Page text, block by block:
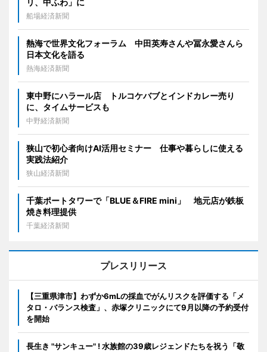
リ、中ふわ」に
船場経済新聞
熱海で世界文化フォーラム 中田英寿さんや冨永愛さんら
日本文化を語る
熱海経済新聞
東中野にハラール店 トルコケバブとインドカレー売り
に、タイムサービスも
中野経済新聞
狭山で初心者向けAI活用セミナー 仕事や暮らしに使える
実践法紹介
狭山経済新聞
千葉ポートタワーで「BLUE＆FIRE mini」 地元店が鉄板
焼き料理提供
千葉経済新聞
プレスリリース
【三重県津市】わずか6mLの採血でがんリスクを評価する「メ
タロ・バランス検査」、赤塚クリニックにて9月以降の予約受付
を開始
長生き "サンキュー" ! 水族館の39歳レジェンドたちを祝う「敬